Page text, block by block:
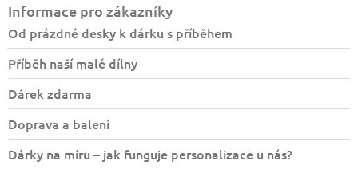
Informace pro zákazníky
Od prázdné desky k dárku s příběhem
Příběh naší malé dílny
Dárek zdarma
Doprava a balení
Dárky na míru – jak funguje personalizace u nás?